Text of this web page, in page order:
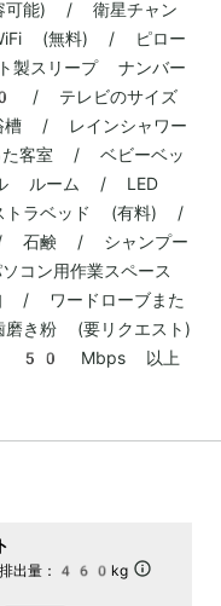
可能) / 衛星チャン
(無料) / ピロー
スリープ ナンバー
テレビのサイズ
/ レインシャワー
客室 / ベビーベッ
ル ルーム / LED
ラベッド (有料) /
/ 石鹸 / シャンプー
ン用作業スペース
/ ワードローブまた
き粉 (要リクエスト)
- 50 Mbps 以上
出量： 460kg